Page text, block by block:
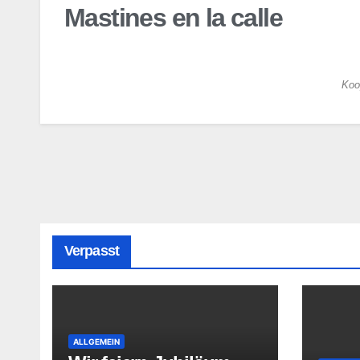
Mastines en la calle
Verpasst
ALLGEMEIN